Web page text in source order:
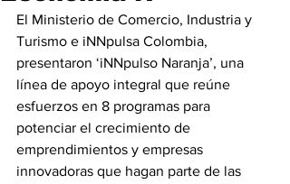
El Ministerio de Comercio, Industria y
Turismo e iNNpulsa Colombia,
presentaron ‘iNNpulso Naranja’, una
línea de apoyo integral que reúne
esfuerzos en 8 programas para
potenciar el crecimiento de
emprendimientos y empresas
innovadoras que hagan parte de las